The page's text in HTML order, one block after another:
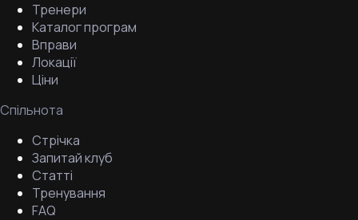
Тренери
Каталог програм
Вправи
Локації
Ціни
Спільнота
Стрічка
Запитай клуб
Статті
Тренування
FAQ